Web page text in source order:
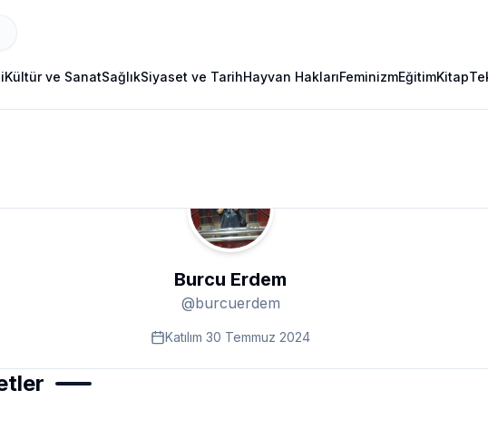
Kültür ve SanatSağlıkSiyaset ve TarihHayvan HaklarıFeminizmEğitimKitap
Burcu Erdem
@burcuerdem
Katılım 30 Temmuz 2024